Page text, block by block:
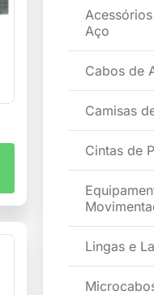
Aço
Cabos de
Camisas
Cintas de
Lingas e